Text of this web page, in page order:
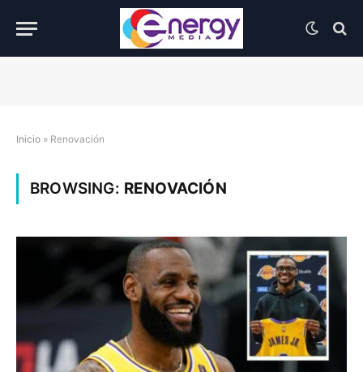
Inicio » Renovación
BROWSING: RENOVACIÓN